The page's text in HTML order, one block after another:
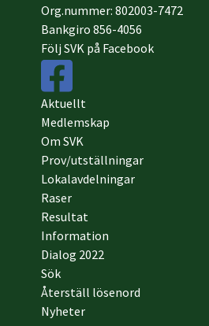
Org.nummer: 802003-7472
Bankgiro 856-4056
Följ SVK på Facebook
Aktuellt
Medlemskap
Om SVK
Prov/utställningar
Lokalavdelningar
Raser
Resultat
Information
Dialog 2022
Sök
Återställ lösenord
Nyheter